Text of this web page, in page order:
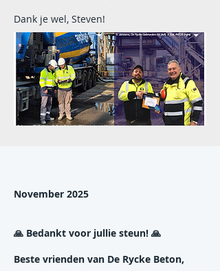
Dank je wel, Steven!
November 2025
🙏 Bedankt voor jullie steun! 🙏
Beste vrienden van De Rycke Beton,